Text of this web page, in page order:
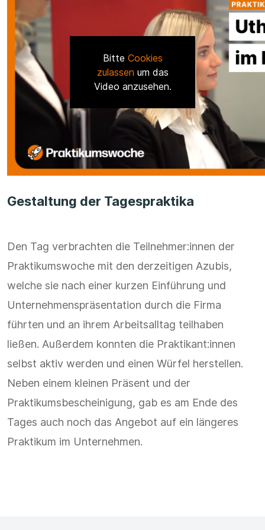
Bitte Cookies
zulassen um das
Video anzusehen.
Gestaltung der Tagespraktika
Den Tag verbrachten die Teilnehmer:innen der
Praktikumswoche mit den derzeitigen Azubis,
welche sie nach einer kurzen Einführung und
Unternehmenspräsentation durch die Firma
führten und an ihrem Arbeitsalltag teilhaben
ließen. Außerdem konnten die Praktikant:innen
selbst aktiv werden und einen Würfel herstellen.
Neben einem kleinen Präsent und der
Praktikumsbescheinigung, gab es am Ende des
Tages auch noch das Angebot auf ein längeres
Praktikum im Unternehmen.